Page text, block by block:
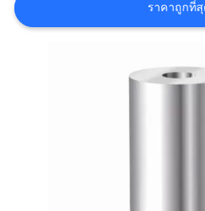
เสนอ
ราคาถูกที่